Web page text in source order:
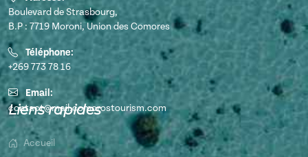
Boulevard de Strasbourg,
B.P : 7719 Moroni, Union des Comores
Téléphone:
+269 773 78 16
Email:
contact@mail.comorostourism.com
Liens rapides
Accueil